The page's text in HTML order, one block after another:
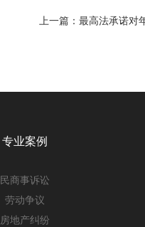
上一篇： 最高法承诺对
专业案例
民商事诉讼
劳动争议
房地产纠纷